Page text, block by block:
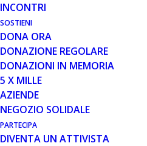
INCONTRI
SOSTIENI
DONA ORA
DONAZIONE REGOLARE
DONAZIONI IN MEMORIA
5 X MILLE
AZIENDE
NEGOZIO SOLIDALE
PARTECIPA
DIVENTA UN ATTIVISTA